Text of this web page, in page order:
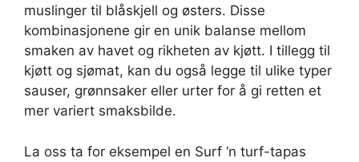
muslinger til blåskjell og østers. Disse
kombinasjonene gir en unik balanse mellom
smaken av havet og rikheten av kjøtt. I tillegg til
kjøtt og sjømat, kan du også legge til ulike typer
sauser, grønnsaker eller urter for å gi retten et
mer variert smaksbilde.
La oss ta for eksempel en Surf ‘n turf-tapas